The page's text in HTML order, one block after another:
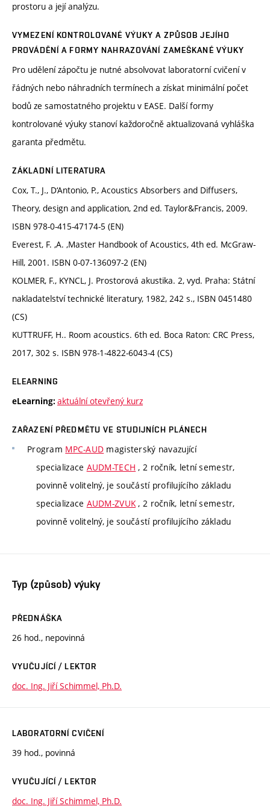
prostoru a její analýzu.
VYMEZENÍ KONTROLOVANÉ VÝUKY A ZPŮSOB JEJÍHO
PROVÁDĚNÍ A FORMY NAHRAZOVÁNÍ ZAMEŠKANÉ VÝUKY
Pro udělení zápočtu je nutné absolvovat laboratorní cvičení v
řádných nebo náhradních termínech a získat minimální počet
bodů ze samostatného projektu v EASE. Další formy
kontrolované výuky stanoví každoročně aktualizovaná vyhláška
garanta předmětu.
ZÁKLADNÍ LITERATURA
Cox, T., J., D‘Antonio, P., Acoustics Absorbers and Diffusers,
Theory, design and application, 2nd ed. Taylor&Francis, 2009.
ISBN 978-0-415-47174-5 (EN)
Everest, F. ,A. ,Master Handbook of Acoustics, 4th ed. McGraw-
Hill, 2001. ISBN 0-07-136097-2 (EN)
KOLMER, F., KYNCL, J. Prostorová akustika. 2, vyd. Praha: Státní
nakladatelství technické literatury, 1982, 242 s., ISBN 0451480
(CS)
KUTTRUFF, H.. Room acoustics. 6th ed. Boca Raton: CRC Press,
2017, 302 s. ISBN 978-1-4822-6043-4 (CS)
ELEARNING
eLearning: aktuální otevřený kurz
ZAŘAZENÍ PŘEDMĚTU VE STUDIJNÍCH PLÁNECH
Program MPC-AUD magisterský navazující
specializace AUDM-TECH , 2 ročník, letní semestr,
povinně volitelný, je součástí profilujícího základu
specializace AUDM-ZVUK, 2 ročník, letní semestr,
povinně volitelný, je součástí profilujícího základu
Typ (způsob) výuky
PŘEDNÁŠKA
26 hod., nepovinná
VYUČUJÍCÍ / LEKTOR
doc. Ing. Jiří Schimmel, Ph.D.
LABORATORNÍ CVIČENÍ
39 hod., povinná
VYUČUJÍCÍ / LEKTOR
doc. Ing. Jiří Schimmel, Ph.D.